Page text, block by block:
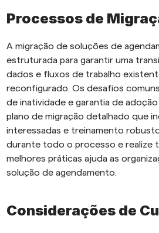
Processos de
A migração de soluções de
estruturada para garantir uma
dados e fluxos de trabalho
reconfigurado. Os desafios
de inatividade e garantia de
plano de migração detalhado que
interessadas e treinamento
durante todo o processo e realize
melhores práticas ajuda as
solução de agendamento.
Considerações de